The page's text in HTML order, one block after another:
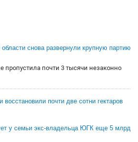
снова развернули крупную партию
пропустила почти 3 тысячи незаконно
восстановили почти две сотни гектаров
у семьи экс-владельца ЮГК еще 5 млрд